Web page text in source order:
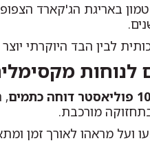
באריגת הג'קארד
לבין הבד היוקרתי
לנוחות
כתמים
,
מורכבת.
ועל מראהו לאורך זמן